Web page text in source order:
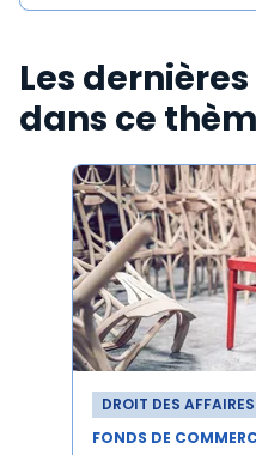
Les
dans ce
DROIT DES AFFAIRES
FONDS DE